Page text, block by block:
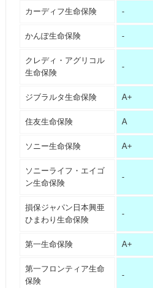
カーディフ生命保険 -
かんぽ生命保険 -
クレディ・アグリコル
生命保険
-
ジブラルタ生命保険 A+
住友生命保険 A
ソニー生命保険 A+
ソニーライフ・エイゴ
ン生命保険
-
損保ジャパン日本興亜
ひまわり生命保険
-
第一生命保険 A+
第一フロンティア生命
保険
-